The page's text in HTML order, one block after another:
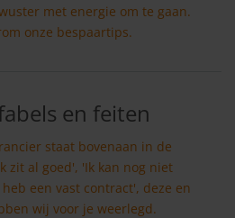
met energie om te gaan.
onze bespaartips.
en feiten
staat bovenaan in de
zit al goed', 'Ik kan nog niet
een vast contract', deze en
wij voor je weerlegd.